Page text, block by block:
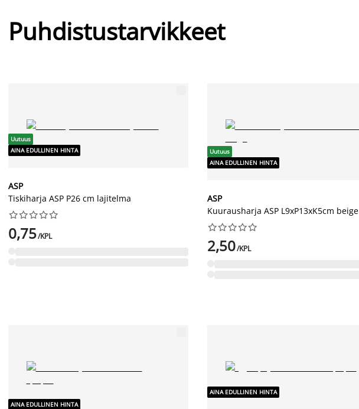
Puhdistustarvikkeet
Uutuus
AINA EDULLINEN HINTA
ASP
Tiskiharja ASP P26 cm lajitelma






0,75/KPL
Uutuus
AINA EDULLINEN HINTA
ASP
Kuurausharja ASP L9xP13xK5cm beige






2,50/KPL
AINA EDULLINEN HINTA
AINA EDULLINEN HINTA